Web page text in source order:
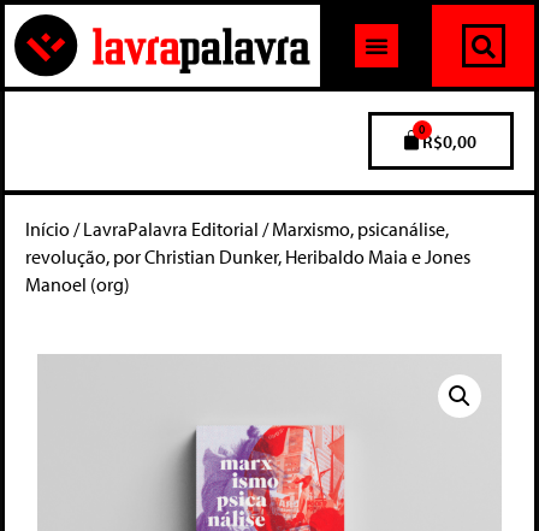
R$0,00
0
Início/LavraPalavra Editorial / Marxismo, psicanálise,
revolução, por Christian Dunker, Heribaldo Maia e Jones
Manoel (org)